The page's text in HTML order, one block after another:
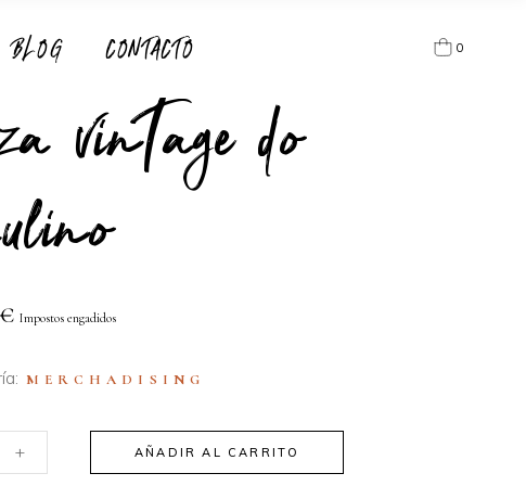
BLOG CONTACTO 0
No products in the cart.
vintage do
€ Impostos engadidos
MERCHADISING
+ AÑADIR AL CARRITO